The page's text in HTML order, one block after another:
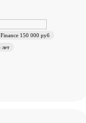
150 000 руб
лет